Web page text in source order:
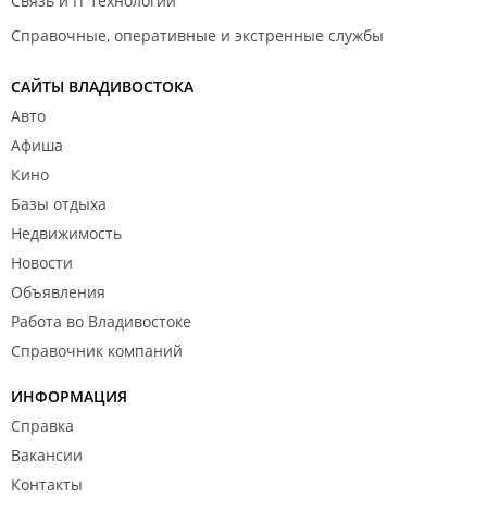
Справочные, оперативные и экстренные службы
САЙТЫ ВЛАДИВОСТОКА
Авто
Афиша
Кино
Базы отдыха
Недвижимость
Новости
Объявления
Работа во Владивостоке
Справочник компаний
ИНФОРМАЦИЯ
Справка
Вакансии
Контакты